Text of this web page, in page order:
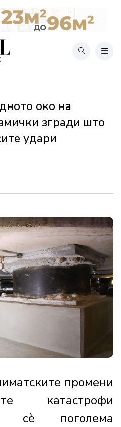
око на
згради што
удари
промени
катастрофи
сè поголема